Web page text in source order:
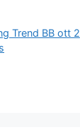
Trend BB ott 2